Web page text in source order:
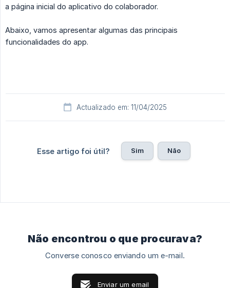
a página inicial do aplicativo do colaborador.
Abaixo, vamos apresentar algumas das principais
funcionalidades do app.
Actualizado em: 11/04/2025
Esse artigo foi útil? Sim Não
Não encontrou o que procurava?
Converse conosco enviando um e-mail.
Enviar um email